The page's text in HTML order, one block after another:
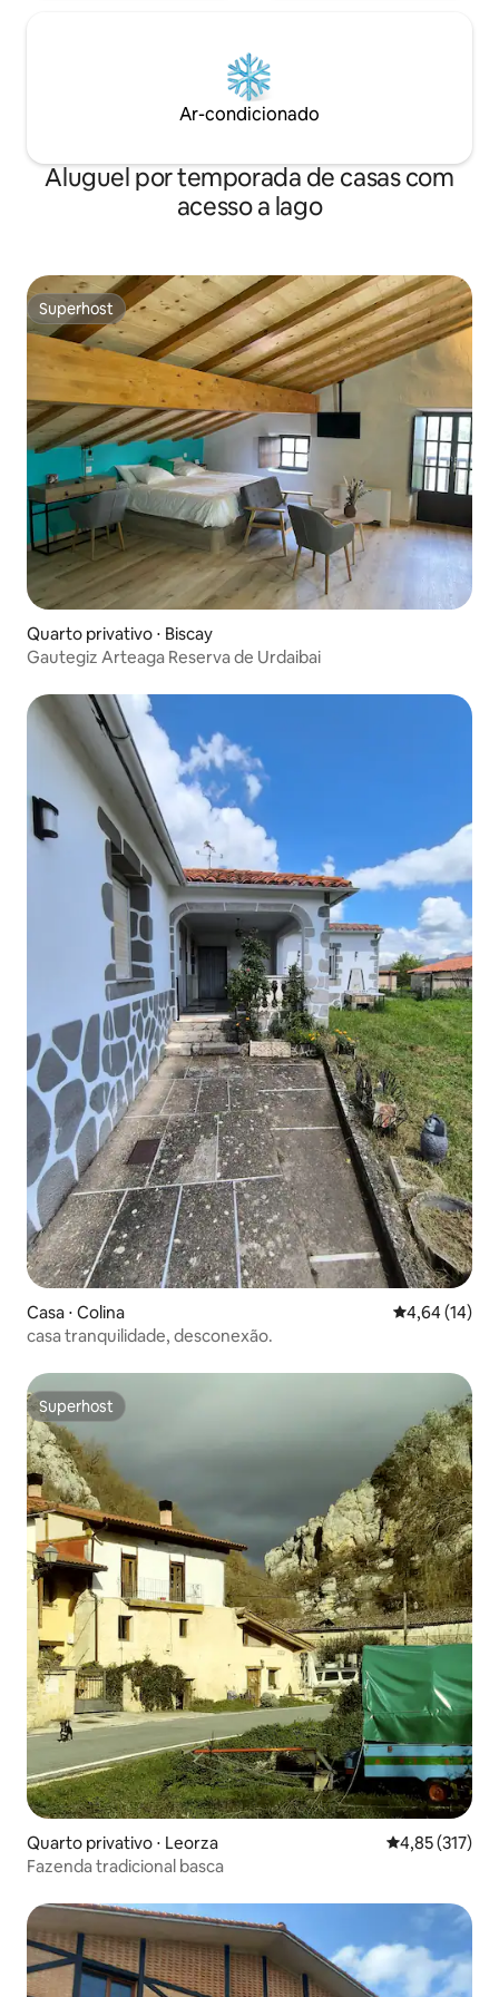
Ar-condicionado
Aluguel por temporada de casas com
acesso a lago
Superhost
Superhost
Quarto privativo ⋅ Biscay
Gautegiz Arteaga Reserva de Urdaibai
Casa ⋅ Colina 4,64 de uma
4,64 (14)
casa tranquilidade, desconexão.
Superhost
Superhost
Quarto privativo ⋅ Leorza 4,85 de uma
4,85 (317)
Fazenda tradicional basca